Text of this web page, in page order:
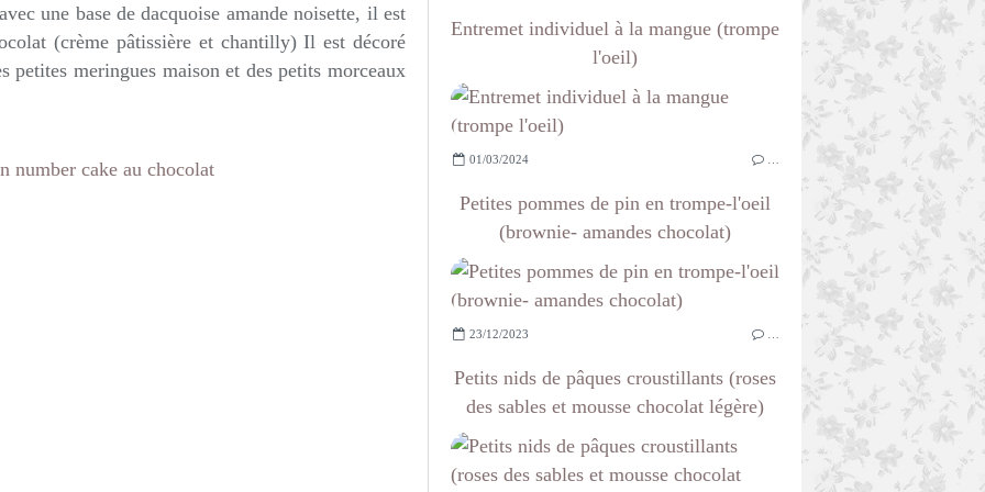
une base de dacquoise amande noisette, il est
(crème pâtissière et chantilly) Il est décoré
petites meringues maison et des petits morceaux
Entremet individuel à la mangue (trompe
l'oeil)
01/03/2024
Petites pommes de pin en trompe-l'oeil
(brownie- amandes chocolat)
23/12/2023
Petits nids de pâques croustillants (roses
des sables et mousse chocolat légère)